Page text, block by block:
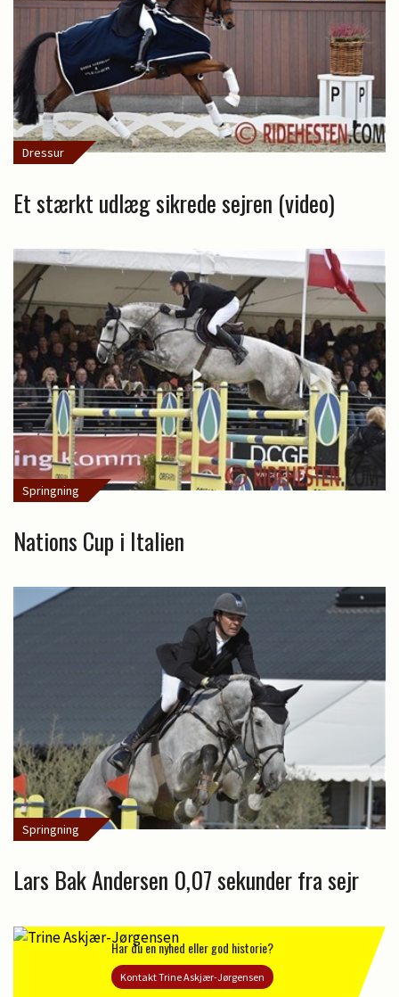
Dressur
Et stærkt udlæg sikrede sejren (video)
Springning
Nations Cup i Italien
Springning
Lars Bak Andersen 0,07 sekunder fra sejr
Har du en nyhed eller god historie?
Kontakt Trine Askjær-Jørgensen